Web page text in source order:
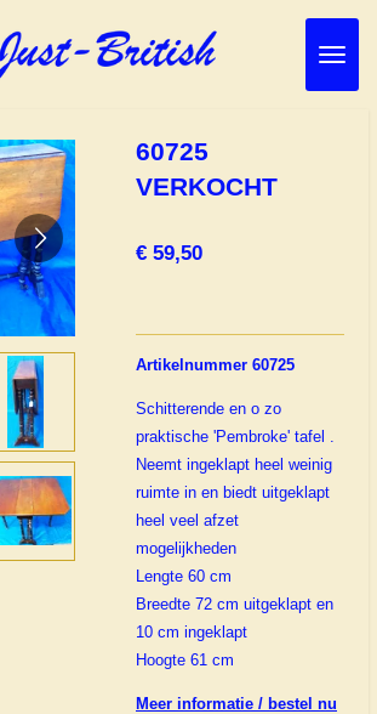
60725
VERKOCHT
€ 59,50
Artikelnummer 60725
Schitterende en o zo
praktische 'Pembroke' tafel .
Neemt ingeklapt heel weinig
ruimte in en biedt uitgeklapt
heel veel afzet
mogelijkheden
Lengte 60 cm
Breedte 72 cm uitgeklapt en
10 cm ingeklapt
Hoogte 61 cm
Meer informatie / bestel nu